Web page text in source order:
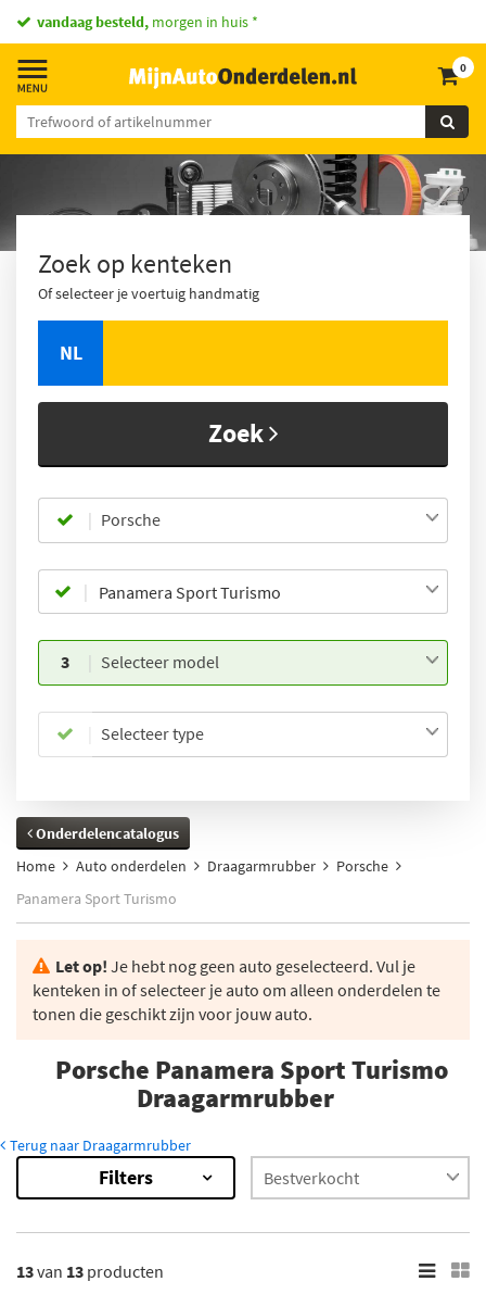
vandaag besteld, morgen in huis *
0
Zoek op kenteken
Of selecteer je voertuig handmatig
NL
Zoek
Porsche
3 Selecteer model
Selecteer type
Onderdelencatalogus
Home
Auto onderdelen Draagarmrubber
Porsche
Panamera Sport Turismo
Let op! Je hebt nog geen auto geselecteerd. Vul je
kenteken in of selecteer je auto om alleen onderdelen te
tonen die geschikt zijn voor jouw auto.
Porsche Panamera Sport Turismo
Draagarmrubber
Terug naar Draagarmrubber
Resultaten
×
Lemförder (5)
Filters
13van 13 producten